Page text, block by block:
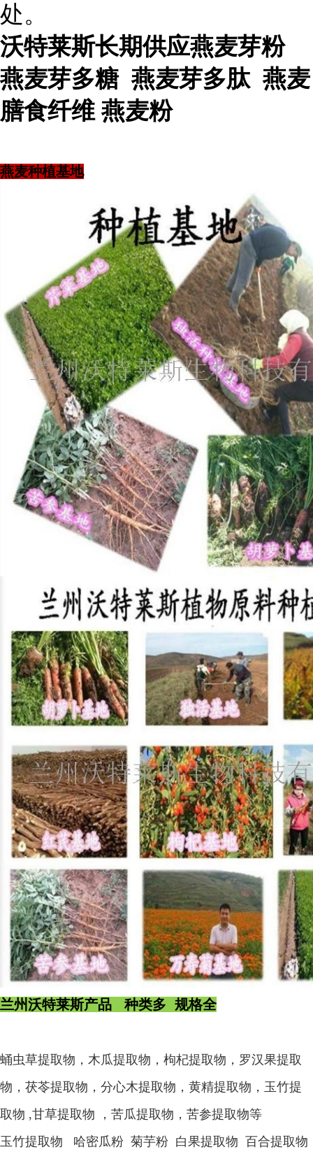
处。
沃特莱斯长期供应燕麦芽粉
燕麦芽多糖 燕麦芽多肽 燕麦
膳食纤维 燕麦粉
燕麦种植基地
兰州沃特莱斯产品 种类多 规格全
蛹虫草提取物，木瓜提取物，枸杞提取物，罗汉果提取
物，茯苓提取物，分心木提取物，黄精提取物，玉竹提
取物 ,甘草提取物 ，苦瓜提取物，苦参提取物等
玉竹提取物 哈密瓜粉 菊芋粉 白果提取物 百合提取物